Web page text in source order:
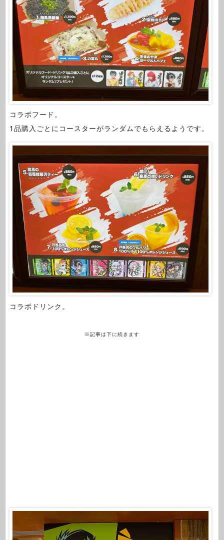
コラボフード。
1品購入ごとにコースターがランダムでもらえるようです。
コラボドリンク。
※記事は下に続きます